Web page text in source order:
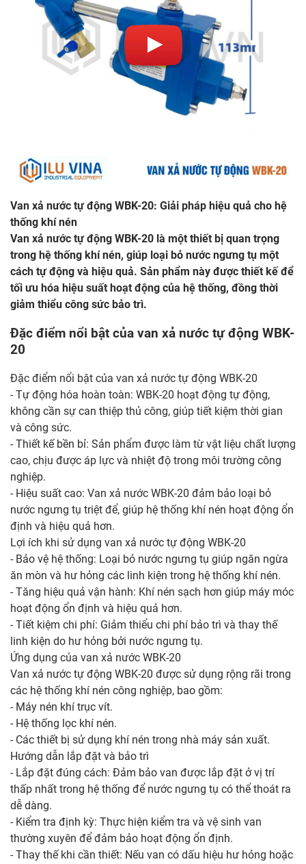
Van xả nước tự động WBK-20: Giải pháp hiệu quả cho hệ
thống khí nén
Van xả nước tự động WBK-20 là một thiết bị quan trọng
trong hệ thống khí nén, giúp loại bỏ nước ngưng tụ một
cách tự động và hiệu quả. Sản phẩm này được thiết kế để
tối ưu hóa hiệu suất hoạt động của hệ thống, đồng thời
giảm thiểu công sức bảo trì.
Đặc điểm nổi bật của van xả nước tự động WBK-
20
Đặc điểm nổi bật của van xả nước tự động WBK-20
- Tự động hóa hoàn toàn: WBK-20 hoạt động tự động,
không cần sự can thiệp thủ công, giúp tiết kiệm thời gian
và công sức.
- Thiết kế bền bỉ: Sản phẩm được làm từ vật liệu chất lượng
cao, chịu được áp lực và nhiệt độ trong môi trường công
nghiệp.
- Hiệu suất cao: Van xả nước WBK-20 đảm bảo loại bỏ
nước ngưng tụ triệt để, giúp hệ thống khí nén hoạt động ổn
định và hiệu quả hơn.
Lợi ích khi sử dụng van xả nước tự động WBK-20
- Bảo vệ hệ thống: Loại bỏ nước ngưng tụ giúp ngăn ngừa
ăn mòn và hư hỏng các linh kiện trong hệ thống khí nén.
- Tăng hiệu quả vận hành: Khí nén sạch hơn giúp máy móc
hoạt động ổn định và hiệu quả hơn.
- Tiết kiệm chi phí: Giảm thiểu chi phí bảo trì và thay thế
linh kiện do hư hỏng bởi nước ngưng tụ.
Ứng dụng của van xả nước WBK-20
Van xả nước tự động WBK-20 được sử dụng rộng rãi trong
các hệ thống khí nén công nghiệp, bao gồm:
- Máy nén khí trục vít.
- Hệ thống lọc khí nén.
- Các thiết bị sử dụng khí nén trong nhà máy sản xuất.
Hướng dẫn lắp đặt và bảo trì
- Lắp đặt đúng cách: Đảm bảo van được lắp đặt ở vị trí
thấp nhất trong hệ thống để nước ngưng tụ có thể thoát ra
dễ dàng.
- Kiểm tra định kỳ: Thực hiện kiểm tra và vệ sinh van
thường xuyên để đảm bảo hoạt động ổn định.
- Thay thế khi cần thiết: Nếu van có dấu hiệu hư hỏng hoặc